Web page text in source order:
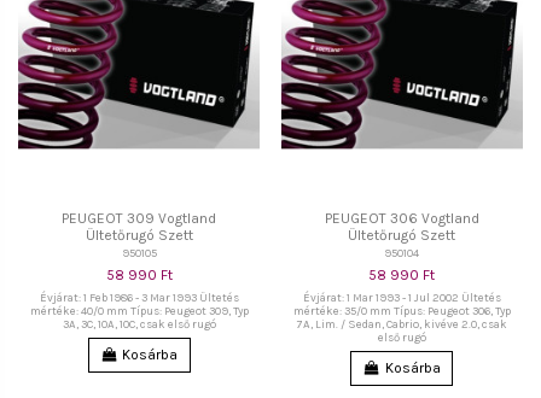
PEUGEOT 309 Vogtland
Ültetőrugó Szett
950105
58 990 Ft
Évjárat: 1 Feb 1986 - 3 Mar 1993 Ültetés
mértéke: 40/0 mm Típus: Peugeot 309, Typ
3A, 3C, 10A, 10C, csak első rugó
Kosárba
PEUGEOT 306 Vogtland
Ültetőrugó Szett
950104
58 990 Ft
Évjárat: 1 Mar 1993 - 1 Jul 2002 Ültetés
mértéke: 35/0 mm Típus: Peugeot 306, Typ
7A, Lim. / Sedan, Cabrio, kivéve 2.0, csak
első rugó
Kosárba